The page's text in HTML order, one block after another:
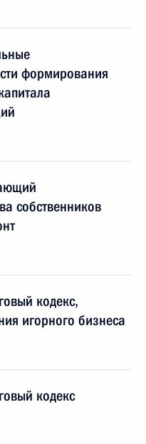
формирования
собственников
кодекс,
игорного бизнеса
кодекс